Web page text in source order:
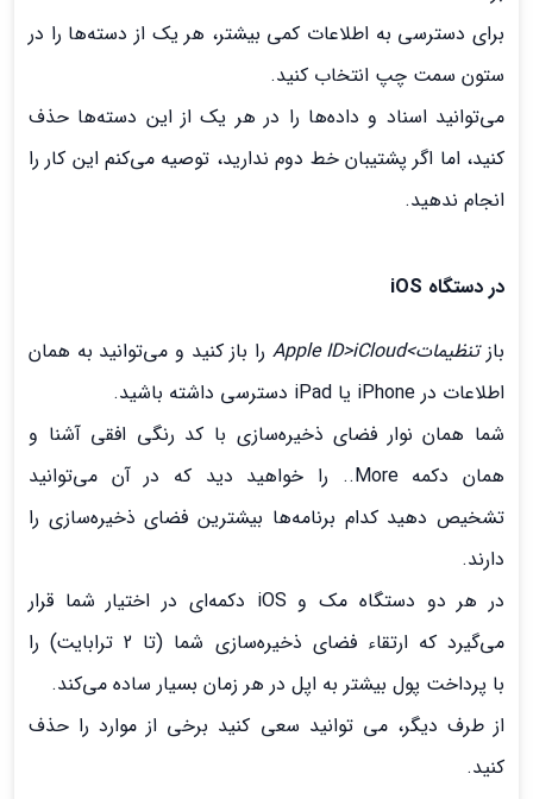
برای دسترسی به اطلاعات کمی بیشتر، هر یک از دسته‌ها را در
ستون سمت چپ انتخاب کنید.
می‌توانید اسناد و داده‌ها را در هر یک از این دسته‌ها حذف
کنید، اما اگر پشتیبان خط دوم ندارید، توصیه می‌کنم این کار را
انجام ندهید.
در دستگاه iOS
باز تنظیمات>Apple ID>iCloud
را باز کنید و می‌توانید به همان
اطلاعات در iPhone یا iPad دسترسی داشته باشید.
شما همان نوار فضای ذخیره‌سازی با کد رنگی افقی آشنا و
همان دکمه More.. را خواهید دید که در آن می‌توانید
تشخیص دهید کدام برنامه‌ها بیشترین فضای ذخیره‌سازی را
دارند.
در هر دو دستگاه مک و iOS دکمه‌ای در اختیار شما قرار
می‌گیرد که ارتقاء فضای ذخیره‌سازی شما (تا 2 ترابایت) را
با پرداخت پول بیشتر به اپل در هر زمان بسیار ساده می‌کند.
از طرف دیگر، می توانید سعی کنید برخی از موارد را حذف
کنید.